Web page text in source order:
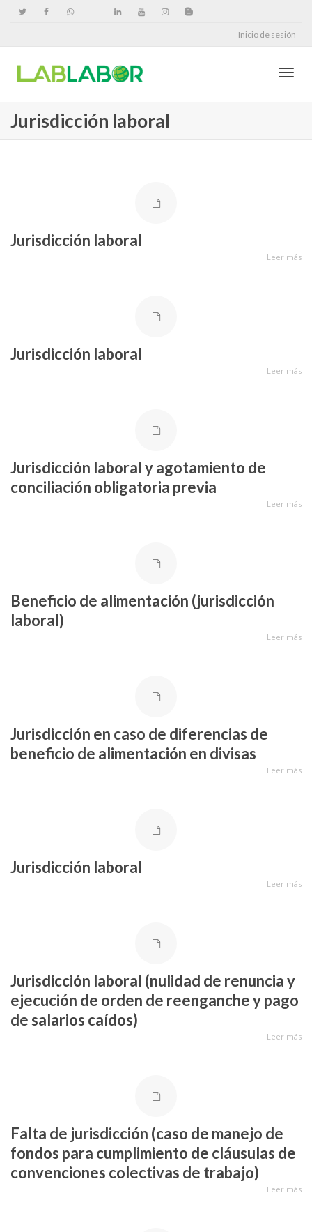
Inicio de sesión
Jurisdicción laboral
Jurisdicción laboral
Leer más
Jurisdicción laboral
Leer más
Jurisdicción laboral y agotamiento de
conciliación obligatoria previa
Leer más
Beneficio de alimentación (jurisdicción
laboral)
Leer más
Jurisdicción en caso de diferencias de
beneficio de alimentación en divisas
Leer más
Jurisdicción laboral
Leer más
Jurisdicción laboral (nulidad de renuncia y
ejecución de orden de reenganche y pago
de salarios caídos)
Leer más
Falta de jurisdicción (caso de manejo de
fondos para cumplimiento de cláusulas de
convenciones colectivas de trabajo)
Leer más